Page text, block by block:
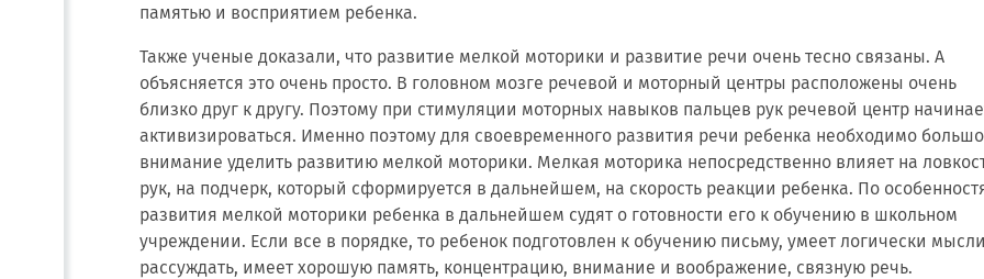
памятью и восприятием ребенка.
Также ученые доказали, что развитие мелкой моторики и развитие речи очень тесно связаны. А
объясняется это очень просто. В головном мозге речевой и моторный центры расположены очень
близко друг к другу. Поэтому при стимуляции моторных навыков пальцев рук речевой центр
активизироваться. Именно поэтому для своевременного развития речи ребенка необходимо
внимание уделить развитию мелкой моторики. Мелкая моторика непосредственно влияет на
рук, на подчерк, который сформируется в дальнейшем, на скорость реакции ребенка. По
развития мелкой моторики ребенка в дальнейшем судят о готовности его к обучению в школьном
учреждении. Если все в порядке, то ребенок подготовлен к обучению письму, умеет логически
рассуждать, имеет хорошую память, концентрацию, внимание и воображение, связную речь.